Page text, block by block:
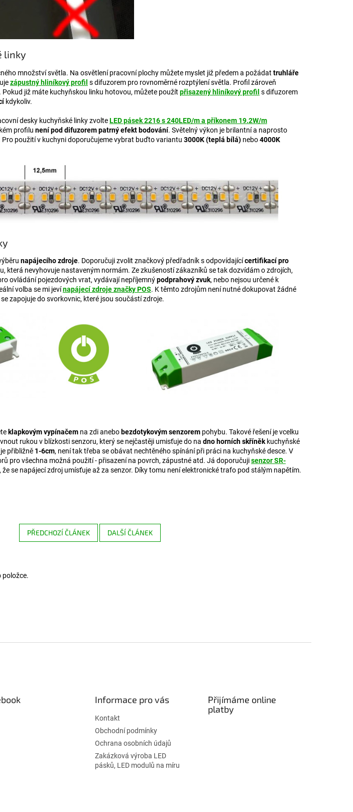
linky
množství světla. Na osvětlení pracovní plochy můžete myslet již předem a požádat truhláře
zápustný hliníkový profil s difuzorem pro rovnoměrné rozptýlení světla. Profil zároveň
Pokud již máte kuchyňskou linku hotovou, můžete použít přisazený hliníkový profil s difuzorem
kdykoliv.
desky kuchyňské linky zvolteLED pásek 2216 s 240LED/m a příkonem 19.2W/m
profilu není pod difuzorem patrný efekt bodování. Světelný výkon je brilantní a naprosto
použití v kuchyni doporučujeme vybrat buďto variantu 3000K (teplá bílá) nebo4000K
napájecího zdroje. Doporučuji zvolit značkový předřadník s odpovídajícícertifikací pro
která nevyhovuje nastaveným normám. Ze zkušeností zákazníků se tak dozvídám o zdrojích,
ovládání pojezdových vrat, vydávají nepříjemnýpodprahový zvuk, nebo nejsou určené k
volba se mi jevínapájecí zdroje značky POS. K těmto zdrojům není nutné dokupovat žádné
zapojuje do svorkovnic, které jsou součástí zdroje.
klapkovým vypínačem na zdi anebo bezdotykovým senzorem pohybu. Takové řešení je vcelku
rukou v blízkosti senzoru, který se nejčastěji umisťuje do na dno horních skříněk kuchyňské
přibližně 1-6cm, není tak třeba se obávat nechtěného spínání při práci na kuchyňské desce. V
pro všechna možná použití - přisazení na povrch, zápustné atd. Já doporučujisenzor SR-
se napájecí zdroj umísťuje až za senzor. Díky tomu není elektronické trafo pod stálým napětím.
PŘEDCHOZÍ ČLÁNEK DALŠÍ ČLÁNEK
položce.
Informace pro vás
Kontakt
Obchodní podmínky
Ochrana osobních údajů
Zakázková výroba LED
pásků, LED modulů na míru
Přijímáme online
platby